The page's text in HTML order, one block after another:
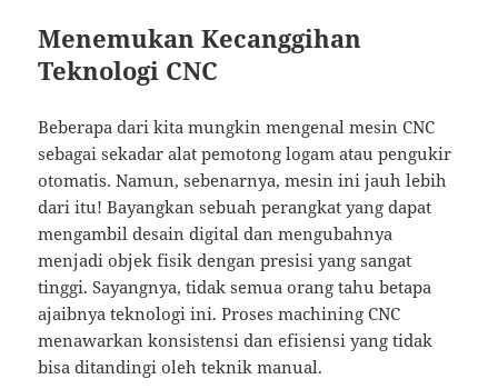
Menemukan Kecanggihan
Teknologi CNC
Beberapa dari kita mungkin mengenal mesin CNC
sebagai sekadar alat pemotong logam atau pengukir
otomatis. Namun, sebenarnya, mesin ini jauh lebih
dari itu! Bayangkan sebuah perangkat yang dapat
mengambil desain digital dan mengubahnya
menjadi objek fisik dengan presisi yang sangat
tinggi. Sayangnya, tidak semua orang tahu betapa
ajaibnya teknologi ini. Proses machining CNC
menawarkan konsistensi dan efisiensi yang tidak
bisa ditandingi oleh teknik manual.